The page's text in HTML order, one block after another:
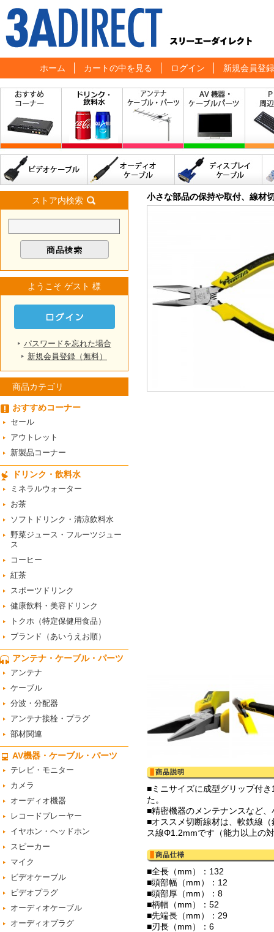
ホーム カートの中を見る ログイン 新規会員登録
ストア内検索
ようこそ ゲスト 様
パスワードを忘れた場合
新規会員登録（無料）
商品カテゴリ
おすすめコーナー
セール
アウトレット
新製品コーナー
ドリンク・飲料水
ミネラルウォーター
お茶
ソフトドリンク・清涼飲料水
野菜ジュース・フルーツジュー
ス
コーヒー
紅茶
スポーツドリンク
健康飲料・美容ドリンク
トクホ（特定保健用食品）
ブランド（あいうえお順）
アンテナ・ケーブル・パーツ
アンテナ
ケーブル
分波・分配器
アンテナ接栓・プラグ
部材関連
AV機器・ケーブル・パーツ
テレビ・モニター
カメラ
オーディオ機器
レコードプレーヤー
イヤホン・ヘッドホン
スピーカー
マイク
ビデオケーブル
ビデオプラグ
オーディオケーブル
オーディオプラグ
小さな部品の保持や取付、線
■ミニサイズに成型グリップ付
た。
■精密機器のメンテナンスなど
■オススメ切断線材は、軟鉄線
ス線Φ1.2mmです（能力以上の
■全長（mm）：132
■頭部幅（mm）：12
■頭部厚（mm）：8
■柄幅（mm）：52
■先端長（mm）：29
■刃長（mm）：6